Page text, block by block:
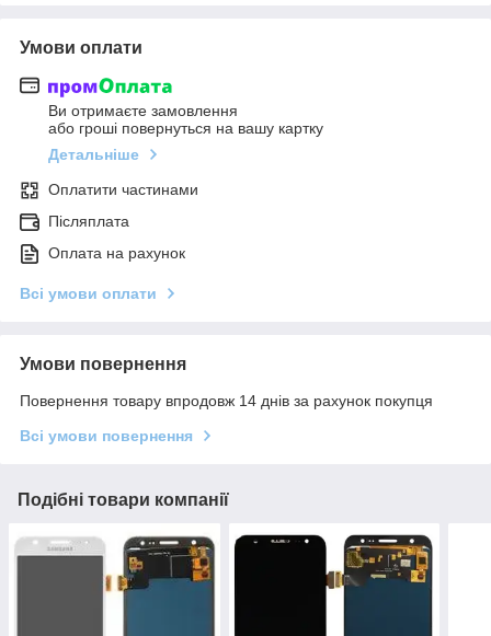
Умови оплати
Ви отримаєте замовлення
або гроші повернуться на вашу картку
Детальніше
Оплатити частинами
Післяплата
Оплата на рахунок
Всі умови оплати
Умови повернення
Повернення товару впродовж 14 днів за рахунок покупця
Всі умови повернення
Подібні товари компанії